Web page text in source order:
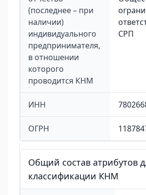
(последнее – при
наличии)
индивидуального
предпринимателя,
в отношении
которого
проводится КНМ
СРП
ИНН
ОГРН
Общий состав атрибутов
классификации КНМ